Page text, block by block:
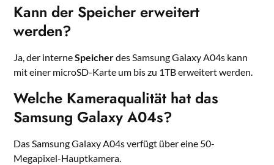
Kann der Speicher erweitert
werden?
Ja, der interneSpeicherdes Samsung Galaxy A04s kann
mit einer microSD-Karte um bis zu 1TB erweitert werden.
Welche Kameraqualität hat das
Samsung Galaxy A04s?
Das Samsung Galaxy A04s verfügt über eine 50-
Megapixel-Hauptkamera.